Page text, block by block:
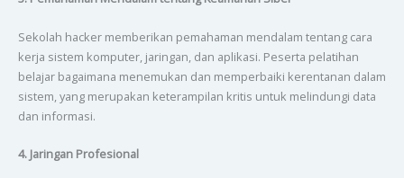
Sekolah hacker memberikan pemahaman mendalam tentang cara
kerja sistem komputer, jaringan, dan aplikasi. Peserta pelatihan
belajar bagaimana menemukan dan memperbaiki kerentanan dalam
sistem, yang merupakan keterampilan kritis untuk melindungi data
dan informasi.
4. Jaringan Profesional